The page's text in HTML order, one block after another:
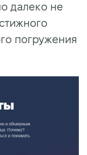
далеко не
погружения